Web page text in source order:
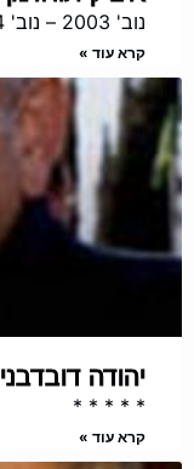
נוב' 2003 – נוב' 2004
קרא עוד »
יהודה דובדבני
* * * * *
קרא עוד »